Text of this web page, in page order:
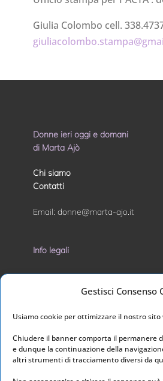
Gestisci Consenso
Usiamo cookie per ottimizzare il nostro
Chiudere il banner comporta il permanere
e dunque la continuazione della
altri strumenti di tracciamento diversi da
Giulia Colombo cell.
Donne ieri oggi e domani
di Marta Ajò
Chi siamo
Contatti
Email: donne@marta-ajo.it
Info legali
Privacy Policy
Cookie Policy